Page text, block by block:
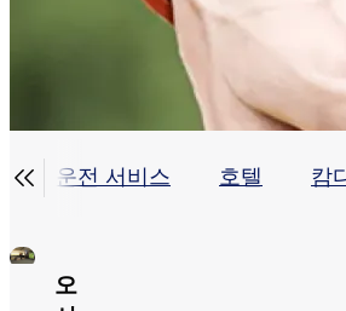
자동 운전 서비스 호텔 캄

오